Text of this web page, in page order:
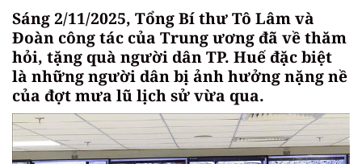
Sáng 2/11/2025, Tổng Bí thư Tô Lâm và
Đoàn công tác của Trung ương đã về thăm
hỏi, tặng quà người dân TP. Huế đặc biệt
là những người dân bị ảnh hưởng nặng nề
của đợt mưa lũ lịch sử vừa qua.